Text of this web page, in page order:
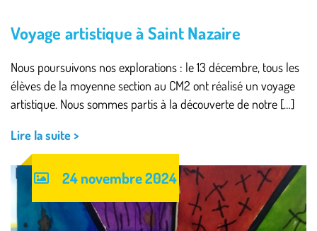
Voyage artistique à Saint Nazaire
Nous poursuivons nos explorations : le 13 décembre, tous les
élèves de la moyenne section au CM2 ont réalisé un voyage
artistique. Nous sommes partis à la découverte de notre […]
Lire la suite >
24 novembre 2024